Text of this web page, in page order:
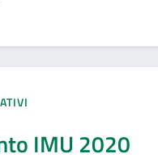
IMU 2020